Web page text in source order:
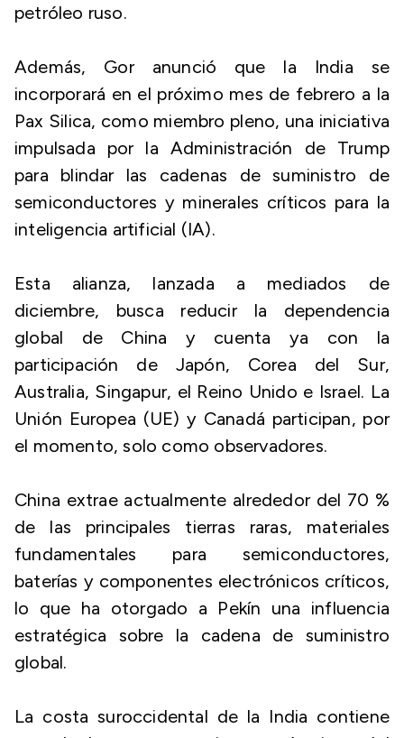
petróleo ruso.
Además, Gor anunció que la India se
incorporará en el próximo mes de febrero a la
Pax Silica, como miembro pleno, una iniciativa
impulsada por la Administración de Trump
para blindar las cadenas de suministro de
semiconductores y minerales críticos para la
inteligencia artificial (IA).
Esta alianza, lanzada a mediados de
diciembre, busca reducir la dependencia
global de China y cuenta ya con la
participación de Japón, Corea del Sur,
Australia, Singapur, el Reino Unido e Israel. La
Unión Europea (UE) y Canadá participan, por
el momento, solo como observadores.
China extrae actualmente alrededor del 70 %
de las principales tierras raras, materiales
fundamentales para semiconductores,
baterías y componentes electrónicos críticos,
lo que ha otorgado a Pekín una influencia
estratégica sobre la cadena de suministro
global.
La costa suroccidental de la India contiene